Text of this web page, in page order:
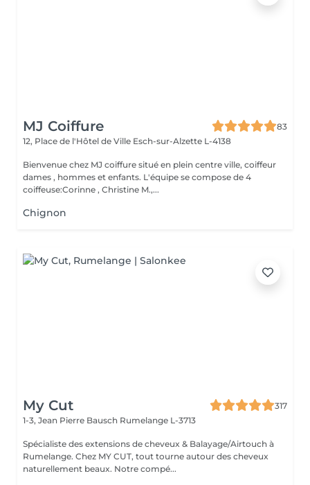
MJ Coiffure
83
12, Place de l'Hôtel de Ville Esch-sur-Alzette L-4138
Bienvenue chez MJ coiffure situé en plein centre ville, coiffeur
dames , hommes et enfants. L'équipe se compose de 4
coiffeuse:Corinne , Christine M.,...
Chignon
My Cut
317
1-3, Jean Pierre Bausch Rumelange L-3713
Spécialiste des extensions de cheveux & Balayage/Airtouch à
Rumelange. Chez MY CUT, tout tourne autour des cheveux
naturellement beaux. Notre compé...